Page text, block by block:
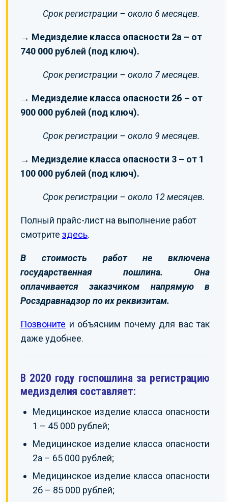
Срок регистрации – около 6 месяцев.
→ Медизделие класса опасности 2а – от
740 000 рублей (под ключ).
Срок регистрации – около 7 месяцев.
→ Медизделие класса опасности 2б – от
900 000 рублей (под ключ).
Срок регистрации – около 9 месяцев.
→ Медизделие класса опасности 3 – от 1
100 000 рублей (под ключ).
Срок регистрации – около 12 месяцев.
Полный прайс-лист на выполнение работ
смотрите здесь.
В стоимость работ не включена
государственная пошлина. Она
оплачивается заказчиком напрямую в
Росздравнадзор по их реквизитам.
Позвоните и объясним почему для вас так
даже удобнее.
В 2020 году госпошлина за регистрацию
медизделия составляет:
Медицинское изделие класса опасности
1 – 45 000 рублей;
Медицинское изделие класса опасности
2а – 65 000 рублей;
Медицинское изделие класса опасности
2б – 85 000 рублей;